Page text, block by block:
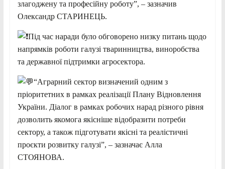
злагоджену та професійну роботу”, – зазначив
Олександр СТАРИНЕЦЬ.
Під час наради було обговорено низку питань щодо
напрямків роботи галузі тваринництва, виноробства
та державної підтримки агросектора.
“Аграрний сектор визначений одним з
пріоритетних в рамках реалізації Плану Відновлення
України. Діалог в рамках робочих нарад різного рівня
дозволить якомога якісніше відобразити потреби
сектору, а також підготувати якісні та реалістичні
проєкти розвитку галузі”, – зазначає Алла
СТОЯНОВА.